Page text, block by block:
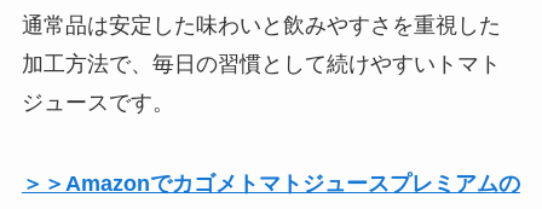
通常品は安定した味わいと飲みやすさを重視した
加工方法で、毎日の習慣として続けやすいトマト
ジュースです。
＞＞Amazonでカゴメトマトジュースプレミアムの